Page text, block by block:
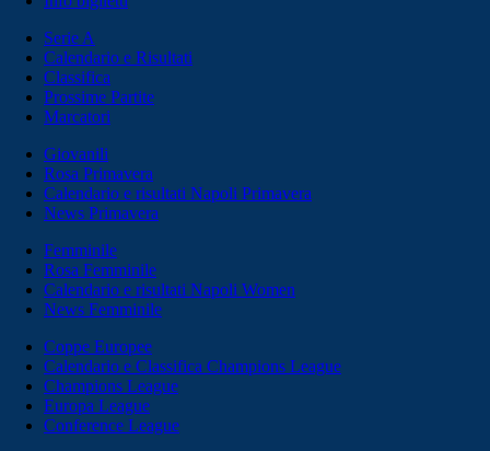
Serie A
Calendario e Risultati
Classifica
Prossime Partite
Marcatori
Giovanili
Rosa Primavera
Calendario e risultati Napoli Primavera
News Primavera
Femminile
Rosa Femminile
Calendario e risultati Napoli Women
News Femminile
Coppe Europee
Calendario e Classifica Champions League
Champions League
Europa League
Conference League